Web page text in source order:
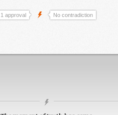
1 approval No contradiction